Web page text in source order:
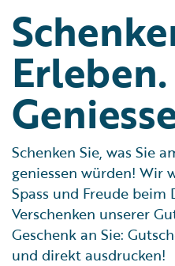
Erleben.
Schenken Sie, was Sie
geniessen würden! Wir
Spass und Freude
Verschenken unserer
Geschenk an Sie:
und direkt ausdrucken!